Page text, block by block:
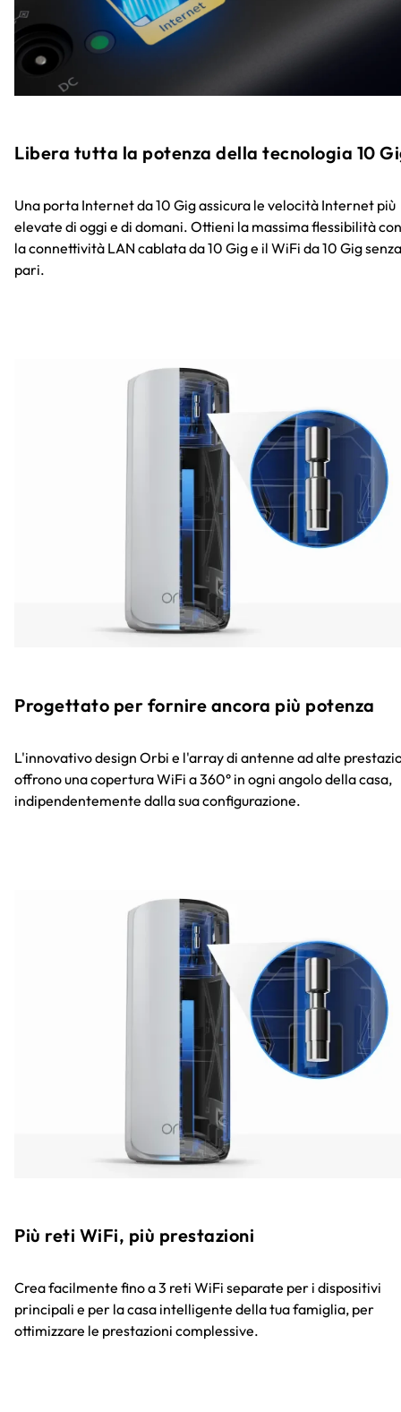
Libera tutta la potenza della tecnologia 10
Una porta Internet da 10 Gig assicura le velocità Internet più
elevate di oggi e di domani. Ottieni la massima flessibilità con
la connettività LAN cablata da 10 Gig e il WiFi da 10 Gig senza
pari.
Progettato per fornire ancora più potenza
L'innovativo design Orbi e l'array di antenne ad alte
offrono una copertura WiFi a 360° in ogni angolo della casa,
indipendentemente dalla sua configurazione.
Più reti WiFi, più prestazioni
Crea facilmente fino a 3 reti WiFi separate per i dispositivi
principali e per la casa intelligente della tua famiglia, per
ottimizzare le prestazioni complessive.